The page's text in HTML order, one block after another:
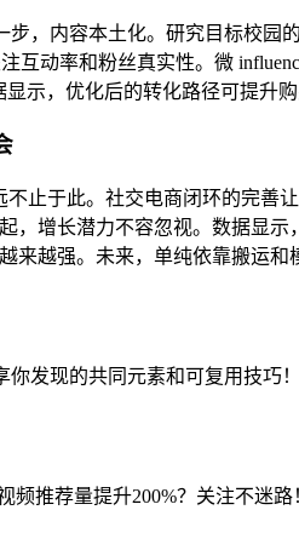
步，内容本土化。研究目标校
互动率和粉丝真实性。微
示，优化后的转化路径可提升
不止于此。社交电商闭环的完
，增长潜力不容忽视。数据显
来越强。未来，单纯依靠搬运
发现的共同元素和可复用技巧！
推荐量提升200%？关注不迷路